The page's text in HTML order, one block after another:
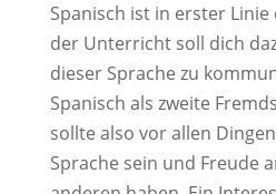
Spanisch ist in erster Linie
der Unterricht soll dich
dieser Sprache zu
Spanisch als zweite
sollte also vor allen
Sprache sein und Freude